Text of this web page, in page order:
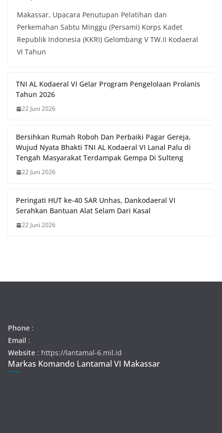
Makassar, Upacara Penutupan Pelatihan dan
Perkemahan Sabtu Minggu (Persami) Korps Kadet
Republik Indonesia (KKRI) Gelombang V TW.II Kodaeral
VI Tahun
TNI AL Kodaeral VI Gelar Program Pengelolaan Prolanis
Tahun 2026
22 Juni 2026
Bersihkan Rumah Roboh Dan Perbaiki Pagar Gereja,
Wujud Nyata Bhakti TNI AL Kodaeral VI Lanal Palu di
Tengah Masyarakat Terdampak Gempa Di Sulteng
22 Juni 2026
Peringati HUT ke-40 SAR Unhas, Dankodaeral VI
Serahkan Bantuan Alat Selam Dari Kasal
22 Juni 2026
Phone :
Email :
Website : https://lantamal-6.mil.id
Markas Komando Lantamal VI Makassar